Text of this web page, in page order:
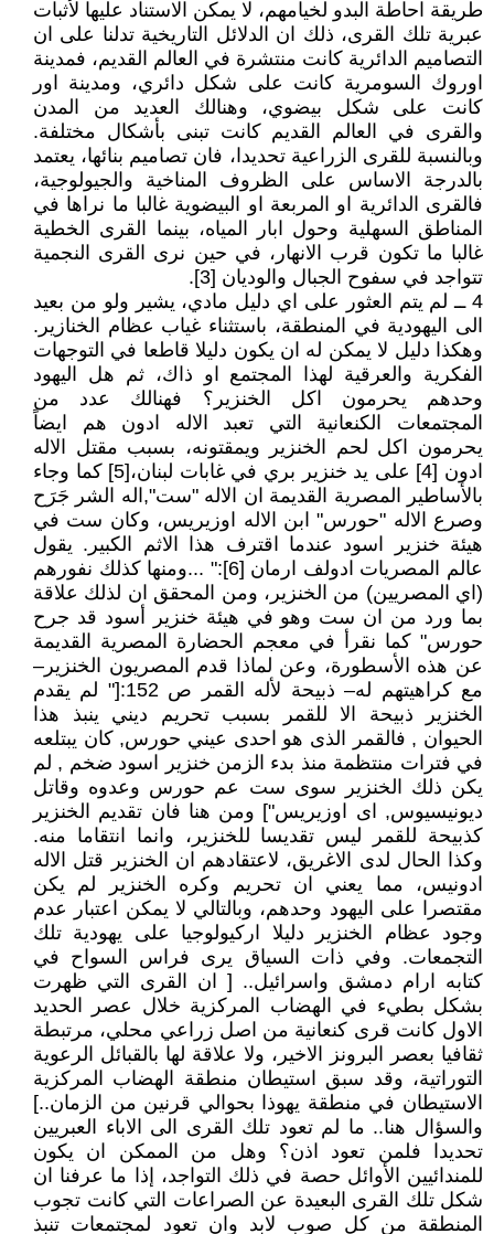
طريقة احاطة البدو لخيامهم، لا يمكن الاستناد عليها لأثبات
عبرية تلك القرى، ذلك ان الدلائل التاريخية تدلنا على ان
التصاميم الدائرية كانت منتشرة في العالم القديم، فمدينة
اوروك السومرية كانت على شكل دائري، ومدينة اور
كانت على شكل بيضوي، وهنالك العديد من المدن
والقرى في العالم القديم كانت تبنى بأشكال مختلفة.
وبالنسبة للقرى الزراعية تحديدا، فان تصاميم بنائها، يعتمد
بالدرجة الاساس على الظروف المناخية والجيولوجية،
فالقرى الدائرية او المربعة او البيضوية غالبا ما نراها في
المناطق السهلية وحول ابار المياه، بينما القرى الخطية
غالبا ما تكون قرب الانهار، في حين نرى القرى النجمية
تتواجد في سفوح الجبال والوديان [3].
4 ــ لم يتم العثور على اي دليل مادي، يشير ولو من بعيد
الى اليهودية في المنطقة، باستثناء غياب عظام الخنازير.
وهكذا دليل لا يمكن له ان يكون دليلا قاطعا في التوجهات
الفكرية والعرقية لهذا المجتمع او ذاك، ثم هل اليهود
وحدهم يحرمون اكل الخنزير؟ فهنالك عدد من
المجتمعات الكنعانية التي تعبد الاله ادون هم ايضاً
يحرمون اكل لحم الخنزير ويمقتونه، بسبب مقتل الاله
ادون [4] على يد خنزير بري في غابات لبنان،[5] كما وجاء
بالأساطير المصرية القديمة ان الاله "ست",اله الشر جَرَح
وصرع الاله "حورس" ابن الاله اوزيريس، وكان ست في
هيئة خنزير اسود عندما اقترف هذا الاثم الكبير. يقول
عالم المصريات ادولف ارمان [6]:" ...ومنها كذلك نفورهم
(اي المصريين) من الخنزير، ومن المحقق ان لذلك علاقة
بما ورد من ان ست وهو في هيئة خنزير أسود قد جرح
حورس" كما نقرأ في معجم الحضارة المصرية القديمة
عن هذه الأسطورة، وعن لماذا قدم المصريون الخنزير–
مع كراهيتهم له– ذبيحة لأله القمر ص 152:[" لم يقدم
الخنزير ذبيحة الا للقمر بسبب تحريم ديني ينبذ هذا
الحيوان , فالقمر الذى هو احدى عيني حورس, كان يبتلعه
في فترات منتظمة منذ بدء الزمن خنزير اسود ضخم , لم
يكن ذلك الخنزير سوى ست عم حورس وعدوه وقاتل
ديونيسيوس, اى اوزيريس"] ومن هنا فان تقديم الخنزير
كذبيحة للقمر ليس تقديسا للخنزير، وانما انتقاما منه.
وكذا الحال لدى الاغريق، لاعتقادهم ان الخنزير قتل الاله
ادونيس، مما يعني ان تحريم وكره الخنزير لم يكن
مقتصرا على اليهود وحدهم، وبالتالي لا يمكن اعتبار عدم
وجود عظام الخنزير دليلا اركيولوجيا على يهودية تلك
التجمعات. وفي ذات السياق يرى فراس السواح في
كتابه ارام دمشق واسرائيل.. [ ان القرى التي ظهرت
بشكل بطيء في الهضاب المركزية خلال عصر الحديد
الاول كانت قرى كنعانية من اصل زراعي محلي، مرتبطة
ثقافيا بعصر البرونز الاخير، ولا علاقة لها بالقبائل الرعوية
التوراتية، وقد سبق استيطان منطقة الهضاب المركزية
الاستيطان في منطقة يهوذا بحوالي قرنين من الزمان..]
والسؤال هنا.. ما لم تعود تلك القرى الى الاباء العبريين
تحديدا فلمن تعود اذن؟ وهل من الممكن ان يكون
للمندائيين الأوائل حصة في ذلك التواجد، إذا ما عرفنا ان
شكل تلك القرى البعيدة عن الصراعات التي كانت تجوب
المنطقة من كل صوب لابد وان تعود لمجتمعات تنبذ